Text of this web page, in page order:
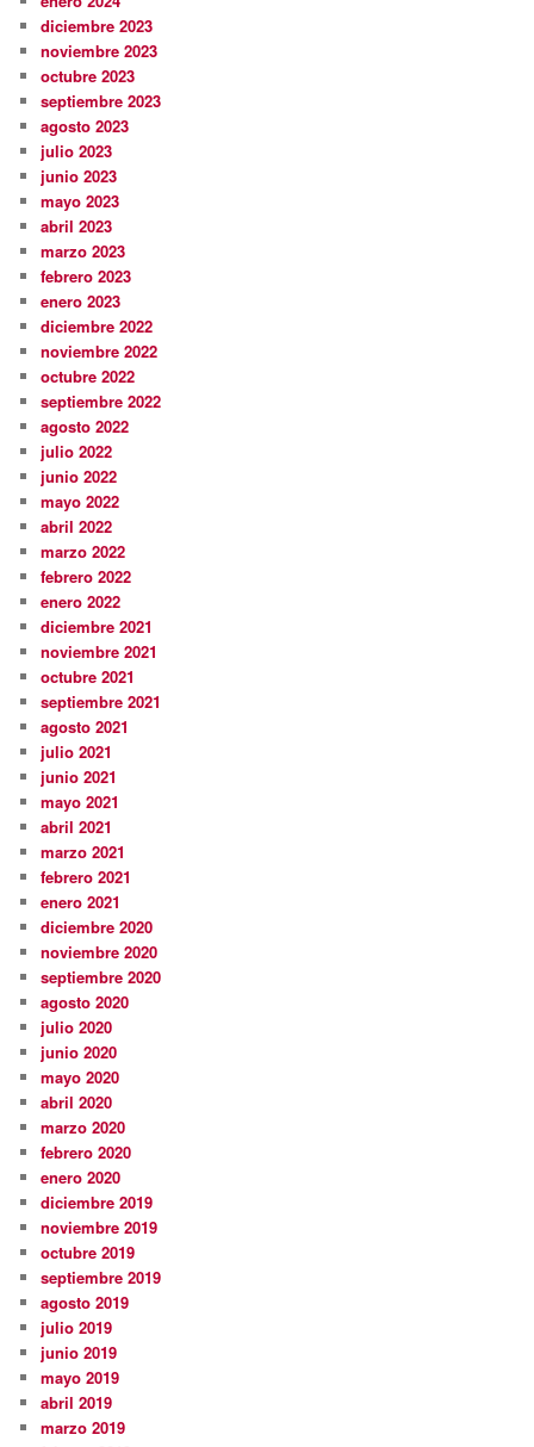
diciembre 2023
noviembre 2023
octubre 2023
septiembre 2023
agosto 2023
julio 2023
junio 2023
mayo 2023
abril 2023
marzo 2023
febrero 2023
enero 2023
diciembre 2022
noviembre 2022
octubre 2022
septiembre 2022
agosto 2022
julio 2022
junio 2022
mayo 2022
abril 2022
marzo 2022
febrero 2022
enero 2022
diciembre 2021
noviembre 2021
octubre 2021
septiembre 2021
agosto 2021
julio 2021
junio 2021
mayo 2021
abril 2021
marzo 2021
febrero 2021
enero 2021
diciembre 2020
noviembre 2020
septiembre 2020
agosto 2020
julio 2020
junio 2020
mayo 2020
abril 2020
marzo 2020
febrero 2020
enero 2020
diciembre 2019
noviembre 2019
octubre 2019
septiembre 2019
agosto 2019
julio 2019
junio 2019
mayo 2019
abril 2019
marzo 2019